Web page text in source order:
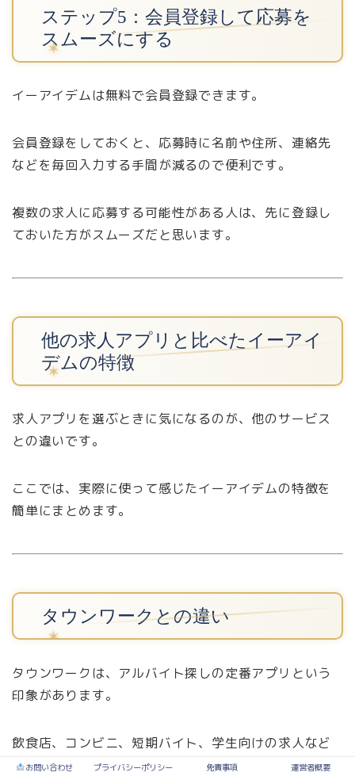
ステップ5：会員登録して応募を
スムーズにする
イーアイデムは無料で会員登録できます。
会員登録をしておくと、応募時に名前や住所、連絡先
などを毎回入力する手間が減るので便利です。
複数の求人に応募する可能性がある人は、先に登録し
ておいた方がスムーズだと思います。
他の求人アプリと比べたイーアイ
デムの特徴
求人アプリを選ぶときに気になるのが、他のサービス
との違いです。
ここでは、実際に使って感じたイーアイデムの特徴を
簡単にまとめます。
タウンワークとの違い
タウンワークは、アルバイト探しの定番アプリという
印象があります。
飲食店、コンビニ、短期バイト、学生向けの求人など
も多く、幅広く探しやすいサービスです。
お問い合わせ プライバシーポリシー 免責事項 運営者概要